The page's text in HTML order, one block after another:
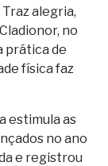
alegria,
no
prática de
física faz
estimula as
no ano
e registrou